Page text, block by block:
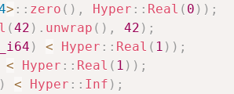
> :: zero ( ) , Hyper :: Real ( 0 ) ) ;
(42 ) . unwrap ( ) , 42 ) ;
) < Hyper :: Real ( 1 ) ) ;
< Hyper :: Real ( 1 ) ) ;
) < Hyper :: Inf ) ;